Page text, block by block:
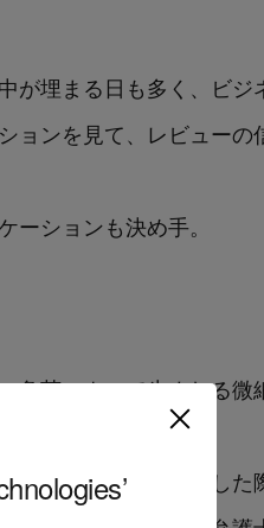
が埋まる日も多く、ビジ
ョンを見て、レビューの
ションも決め手。
負荷によって生まれる微
スを扱う案件が発生した